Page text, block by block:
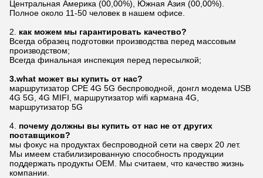
Центральная Америка (00,00%), Южная Азия (00,00%).
Полное около 11-50 человек в нашем офисе.
2. как можем мы гарантировать качество?
Всегда образец подготовки производства перед массовым
производством;
Всегда финальная инспекция перед пересылкой;
3.what может вы купить от нас?
маршрутизатор CPE 4G 5G беспроводной, донгл модема USB
4G 5G, 4G MIFI, маршрутизатор wifi кармана 4G,
маршрутизатор 5G
4. почему должны вы купить от нас не от других
поставщиков?
мы фокус на продуктах беспроводной сети на сверх 20 лет.
Мы имеем стабилизированную способность продукции
поддержать продукты OEM. Мы считаем, что качество жизнь
компании.